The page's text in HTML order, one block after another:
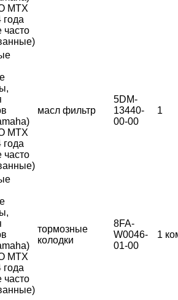
масл фильтр
5DM-
13440-
00-00
1
тормозные
колодки
8FA-
W0046-
01-00
1